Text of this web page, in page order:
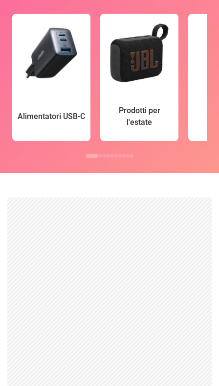
Alimentatori USB-C
Prodotti per
l'estate